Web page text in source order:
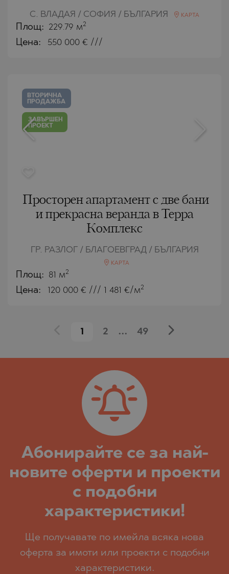
С. ВЛАДАЯ / СОФИЯ / БЪЛГАРИЯ КАРТА
Площ: 229.79 м2
Цена: 550 000 € ///
ВТОРИЧНА
ПРОДАЖБА
ЗАВЪРШЕН
ПРОЕКТ
Просторен апартамент с две бани
и прекрасна веранда в Терра
Комплекс
ГР. РАЗЛОГ / БЛАГОЕВГРАД / БЪЛГАРИЯ
КАРТА
Площ: 81 м2
Цена: 120 000 € /// 1 481 €/м2
1 2 ... 49
Абoнирайте се за най-
новите оферти и проекти
с подобни
характеристики!
Ще получавате по имейла всяка нова
оферта за имоти или проекти с подобни
характеристики.